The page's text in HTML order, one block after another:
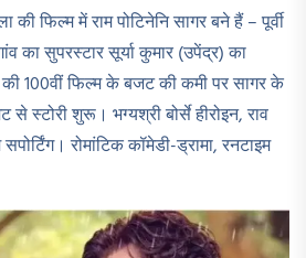
की फिल्म में राम पोटिनेनि सागर बने हैं – पूर्वी
का सुपरस्टार सूर्या कुमार (उपेंद्र) का
की 100वीं फिल्म के बजट की कमी पर सागर के
से स्टोरी शुरू। भग्यश्री बोर्से हीरोइन, राव
रोमांटिक कॉमेडी-ड्रामा, रनटाइम